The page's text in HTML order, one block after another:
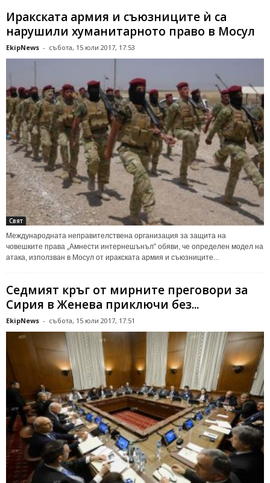
Иракската армия и съюзниците ѝ са
нарушили хуманитарното право в Мосул
EkipNews - събота, 15 юли 2017, 17:53
Свят
Международната неправителствена организация за защита на
човешките права „Амнести интернешънъл” обяви, че определен модел на
атака, използван в Мосул от иракската армия и съюзниците...
Седмият кръг от мирните преговори за
Сирия в Женева приключи без...
EkipNews - събота, 15 юли 2017, 17:51